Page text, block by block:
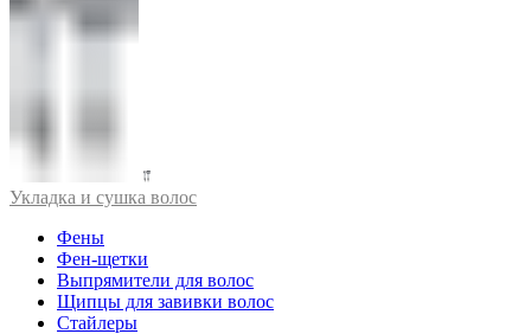
Укладка и сушка волос
Фены
Фен-щетки
Выпрямители для волос
Щипцы для завивки волос
Стайлеры